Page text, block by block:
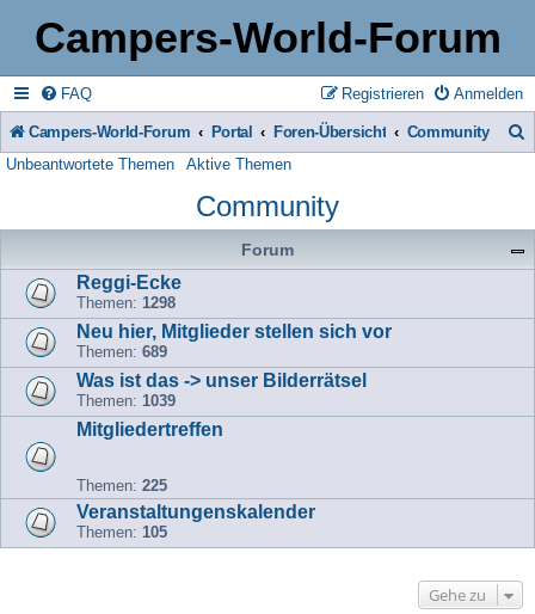
Campers-World-Forum
FAQ Anmelden
Registrieren
Campers-World-Forum Portal Foren-Übersicht Community
h
e
Unbeantwortete Themen Aktive Themen
Community
Forum
Reggi-Ecke
Themen: 1298
Neu hier, Mitglieder stellen sich vor
Themen: 689
Was ist das -> unser Bilderrätsel
Themen: 1039
Mitgliedertreffen
Themen: 225
Veranstaltungenskalender
Themen: 105
Gehe zu